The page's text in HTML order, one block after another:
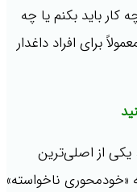
کار باید بکنم یا چه
برای افراد داغدار
از اصلی‌ترین
«خودمحوری ناخواسته»